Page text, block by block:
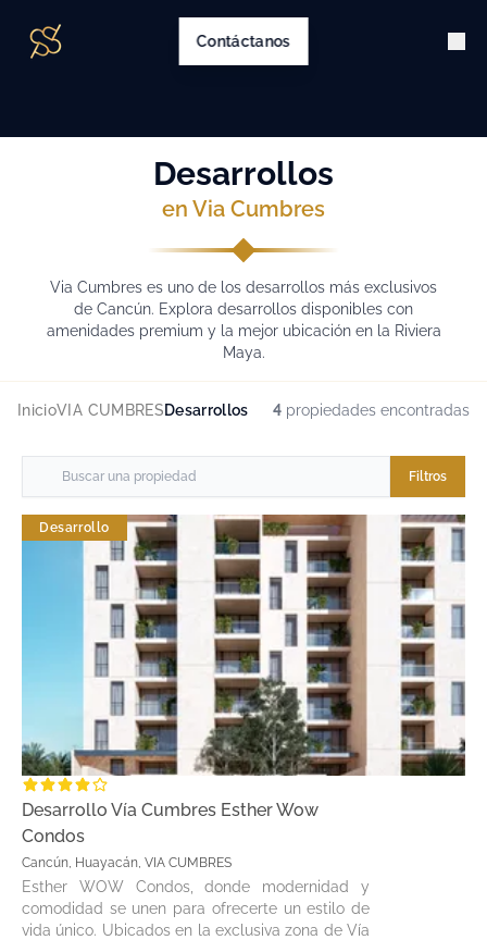
Contáctanos
Desarrollos
en Via Cumbres
Via Cumbres es uno de los desarrollos más exclusivos
de Cancún. Explora desarrollos disponibles con
amenidades premium y la mejor ubicación en la Riviera
Maya.
InicioVIA CUMBRESDesarrollos 4 propiedades encontradas
Filtros
Desarrollo
Desarrollo Vía Cumbres Esther Wow
Condos
Cancún, Huayacán, VIA CUMBRES
Esther WOW Condos, donde modernidad y
comodidad se unen para ofrecerte un estilo de
vida único. Ubicados en la exclusiva zona de Vía